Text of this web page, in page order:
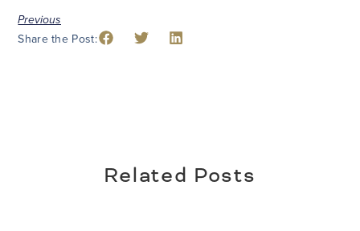
Previous
Share the Post:
Related Posts